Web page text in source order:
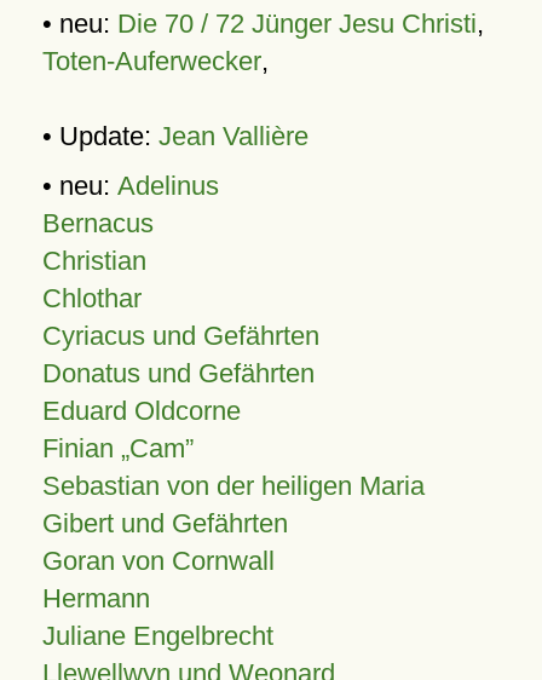
• neu: Die 70 / 72 Jünger Jesu Christi,
Toten-Auferwecker,
• Update: Jean Vallière
• neu: Adelinus
Bernacus
Christian
Chlothar
Cyriacus und Gefährten
Donatus und Gefährten
Eduard Oldcorne
Finian Cam
Sebastian von der heiligen Maria
Gibert und Gefährten
Goran von Cornwall
Hermann
Juliane Engelbrecht
Llewellwyn und Weonard